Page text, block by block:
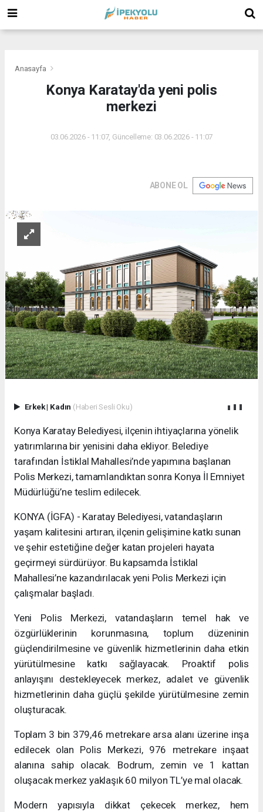
Anasayfa
Konya Karatay'da yeni polis
merkezi
03.06.2026 - 11:07, Güncelleme: 03.06.2026 - 11:07
ABONE OL
Erkek| Kadın (Haberi Sesli Oku)
Konya Karatay Belediyesi, ilçenin ihtiyaçlarına yönelik
yatırımlarına bir yenisini daha ekliyor. Belediye
tarafından İstiklal Mahallesi’nde yapımına başlanan
Polis Merkezi, tamamlandıktan sonra Konya İl Emniyet
Müdürlüğü’ne teslim edilecek.
KONYA (İGFA) - Karatay Belediyesi, vatandaşların
yaşam kalitesini artıran, ilçenin gelişimine katkı sunan
ve şehir estetiğine değer katan projeleri hayata
geçirmeyi sürdürüyor. Bu kapsamda İstiklal
Mahallesi’ne kazandırılacak yeni Polis Merkezi için
çalışmalar başladı.
Yeni Polis Merkezi, vatandaşların temel hak ve
özgürlüklerinin korunmasına, toplum düzeninin
güçlendirilmesine ve güvenlik hizmetlerinin daha etkin
yürütülmesine katkı sağlayacak. Proaktif polis
anlayışını destekleyecek merkez, adalet ve güvenlik
hizmetlerinin daha güçlü şekilde yürütülmesine zemin
oluşturacak.
Toplam 3 bin 379,46 metrekare arsa alanı üzerine inşa
edilecek olan Polis Merkezi, 976 metrekare inşaat
alanına sahip olacak. Bodrum, zemin ve 1 kattan
oluşacak merkez yaklaşık 60 milyon TL’ye mal olacak.
Modern yapısıyla dikkat çekecek merkez, hem